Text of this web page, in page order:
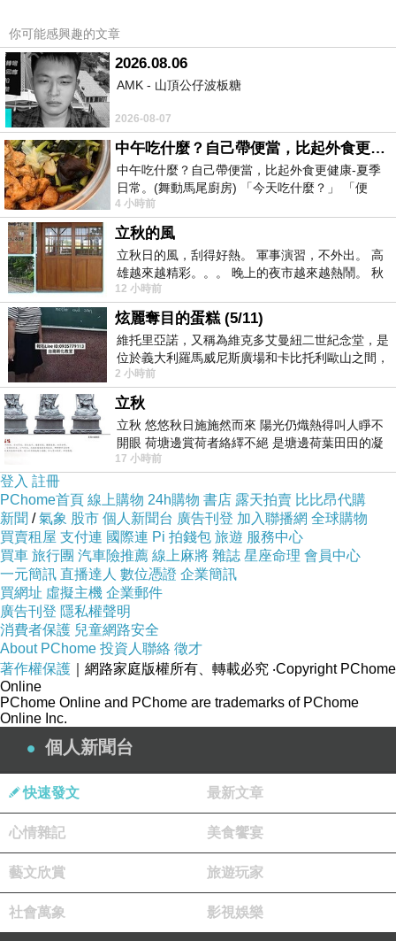
你可能感興趣的文章
2026.08.06
AMK - 山頂公仔波板糖
2026-08-07
中午吃什麼？自己帶便當，比起外食更健康-夏季日常。(舞動馬尾廚房)
中午吃什麼？自己帶便當，比起外食更健康-夏季
日常。(舞動馬尾廚房) 「今天吃什麼？」 「便
當？麵？還是炒飯？」 每天都在選擇
4 小時前
立秋的風
立秋日的風，刮得好熱。 軍事演習，不外出。 高
雄越來越精彩。。。 晚上的夜市越來越熱鬧。 秋
天的風刮得很熱 夜遊消暑熱。。。
12 小時前
炫麗奪目的蛋糕 (5/11)
維托里亞諾，又稱為維克多艾曼紐二世紀念堂，是
位於義大利羅馬威尼斯廣場和卡比托利歐山之間，
用以紀念統一義大利統一後的的第一位國
2 小時前
立秋
立秋 悠悠秋日施施然而來 陽光仍熾熱得叫人睜不
開眼 荷塘邊賞荷者絡繹不絕 是塘邊荷葉田田的凝
望 風中飄逸的是映日荷花別樣紅
17 小時前
登入 註冊
PChome首頁 線上購物 24h購物 書店 露天拍賣 比比昂代購
新聞 /氣象 股市 個人新聞台 廣告刊登 加入聯播網 全球購物
買賣租屋 支付連 國際連 Pi 拍錢包 旅遊 服務中心
買車 旅行團 汽車險推薦 線上麻將 雜誌 星座命理 會員中心
一元簡訊 直播達人 數位憑證 企業簡訊
買網址 虛擬主機 企業郵件
廣告刊登 隱私權聲明
消費者保護 兒童網路安全
About PChome 投資人聯絡 徵才
著作權保護 ｜網路家庭版權所有、轉載必究 ‧Copyright PChome
Online
PChome Online and PChome are trademarks of PChome
Online Inc.
個人新聞台
快速發文 最新文章
心情雜記 美食饗宴
藝文欣賞 旅遊玩家
社會萬象 影視娛樂